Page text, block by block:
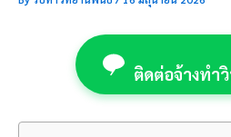
ติดต่อจ้างทำ